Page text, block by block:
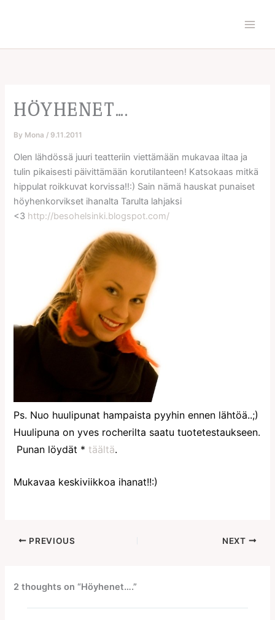
HÖYHENET….
By Mona / 9.11.2011
Olen lähdössä juuri teatteriin viettämään mukavaa iltaa ja
tulin pikaisesti päivittämään korutilanteen! Katsokaas mitkä
hippulat roikkuvat korvissa!!:) Sain nämä hauskat punaiset
höyhenkorvikset ihanalta Tarulta lahjaksi
<3 http://besohelsinki.blogspot.com/
Ps. Nuo huulipunat hampaista pyyhin ennen lähtöä..;)
Huulipuna on yves rocherilta saatu tuotetestaukseen.
Punan löydät *täältä.
Mukavaa keskiviikkoa ihanat!!:)
PREVIOUS NEXT
2 thoughts on “Höyhenet….”